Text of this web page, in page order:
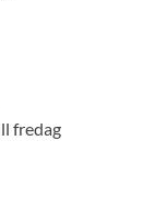
fredag